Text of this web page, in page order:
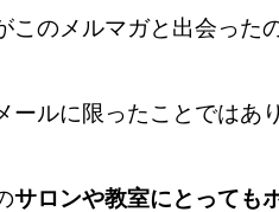
このメルマガと出会った
ールに限ったことではあ
サロンや教室にとっても